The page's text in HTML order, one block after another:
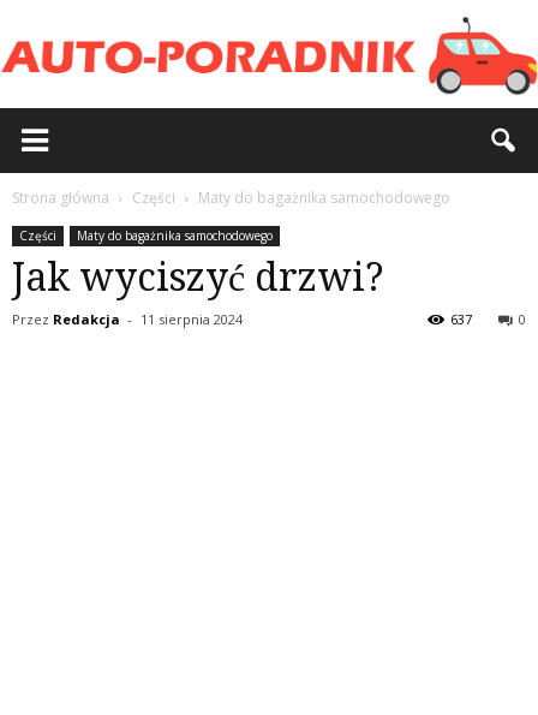
Strona główna Części Maty do bagażnika samochodowego
Części Maty do bagażnika samochodowego
Jak wyciszyć drzwi?
Przez Redakcja - 11 sierpnia 2024 0
637